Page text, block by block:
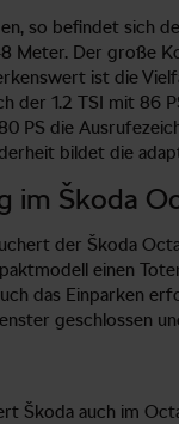
so befindet sich
Meter. Der
ist die
der 1.2 TSI mit
PS die
bildet die
im Škoda
der Škoda
einen
das Einparken
geschlossen
Škoda auch im